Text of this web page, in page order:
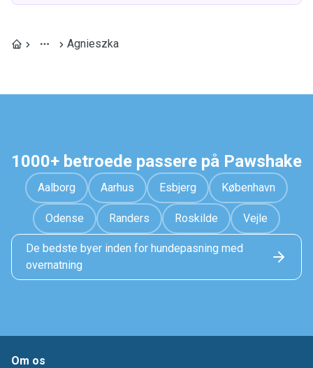
Agnieszka
1000+ betroede passere på Pawshake
Aalborg Aarhus Esbjerg København
Odense Randers Roskilde Vejle
De bedste byer inden for hundepasning med
overnatning
Om os